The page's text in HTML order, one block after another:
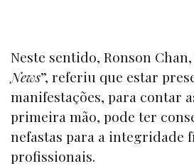
Neste sentido, Ronson
News”, referiu que estar
manifestações, para contar
primeira mão, pode ter
nefastas para a integridade
profissionais.